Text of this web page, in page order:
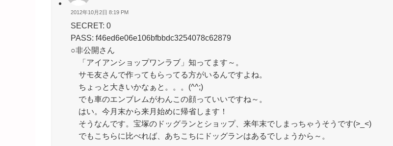
2012年10月2日 8:19 PM
SECRET: 0
PASS: f46ed6e06e106bfbbdc3254078c62879
○非公開さん
「アイアンショップワンラブ」知ってます～。
サモ友さんで作ってもらってる方がいるんですよね。
ちょっと大きいかなぁと。。。(^^;)
でも車のエンブレムがわんこの顔っていいですね～。
はい。今月末から来月始めに帰省します！
そうなんです。宝塚のドッグランとショップ、来年末でしまっちゃうそうです(>_<)
でもこちらに比べれば、あちこちにドッグランはあるでしょうから～。